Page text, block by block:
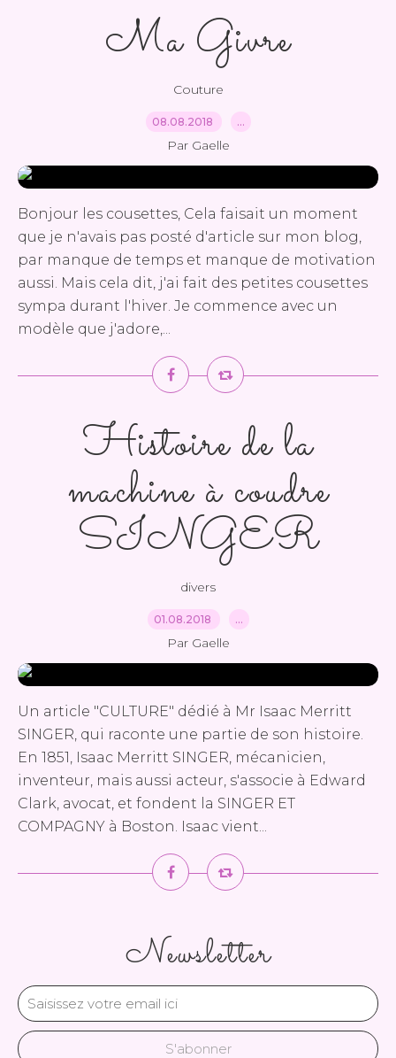
Ma Givre
Couture
08.08.2018 …
Par Gaelle
Bonjour les cousettes, Cela faisait un moment
que je n'avais pas posté d'article sur mon blog,
par manque de temps et manque de motivation
aussi. Mais cela dit, j'ai fait des petites cousettes
sympa durant l'hiver. Je commence avec un
modèle que j'adore,...
Histoire de la
machine à coudre
SINGER
divers
01.08.2018 …
Par Gaelle
Un article "CULTURE" dédié à Mr Isaac Merritt
SINGER, qui raconte une partie de son histoire.
En 1851, Isaac Merritt SINGER, mécanicien,
inventeur, mais aussi acteur, s'associe à Edward
Clark, avocat, et fondent la SINGER ET
COMPAGNY à Boston. Isaac vient...
Newsletter